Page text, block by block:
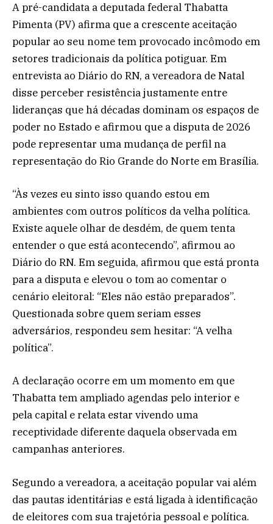
A pré-candidata a deputada federal Thabatta
Pimenta (PV) afirma que a crescente aceitação
popular ao seu nome tem provocado incômodo em
setores tradicionais da política potiguar. Em
entrevista ao Diário do RN, a vereadora de Natal
disse perceber resistência justamente entre
lideranças que há décadas dominam os espaços de
poder no Estado e afirmou que a disputa de 2026
pode representar uma mudança de perfil na
representação do Rio Grande do Norte em Brasília.
“Às vezes eu sinto isso quando estou em
ambientes com outros políticos da velha política.
Existe aquele olhar de desdém, de quem tenta
entender o que está acontecendo”, afirmou ao
Diário do RN. Em seguida, afirmou que está pronta
para a disputa e elevou o tom ao comentar o
cenário eleitoral: “Eles não estão preparados”.
Questionada sobre quem seriam esses
adversários, respondeu sem hesitar: “A velha
política”.
A declaração ocorre em um momento em que
Thabatta tem ampliado agendas pelo interior e
pela capital e relata estar vivendo uma
receptividade diferente daquela observada em
campanhas anteriores.
Segundo a vereadora, a aceitação popular vai além
das pautas identitárias e está ligada à identificação
de eleitores com sua trajetória pessoal e política.